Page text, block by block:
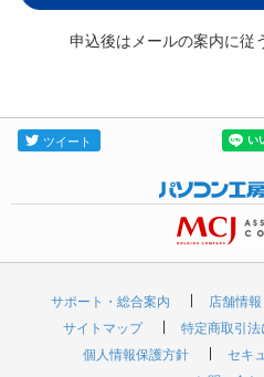
申込後はメールの案内に従
サポート・総合案内 店舗情報
サイトマップ
特定商取引
個人情報保護方針
セキ